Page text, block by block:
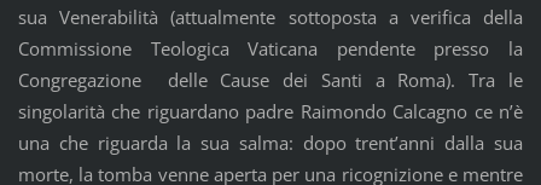
sua Venerabilità (attualmente sottoposta a verifica della
Commissione Teologica Vaticana pendente presso la
Congregazione delle Cause dei Santi a Roma). Tra le
singolarità che riguardano padre Raimondo Calcagno ce n’è
una che riguarda la sua salma: dopo trent’anni dalla sua
morte, la tomba venne aperta per una ricognizione e mentre